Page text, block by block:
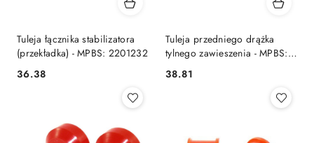
Tuleja łącznika stabilizatora
(przekładka) - MPBS: 2201232
Cena:
36.38
Tuleja przedniego drążka
tylnego zawieszenia - MPBS:
2201224
Cena:
38.81